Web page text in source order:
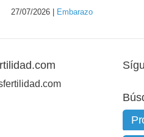
27/07/2026 | Embarazo